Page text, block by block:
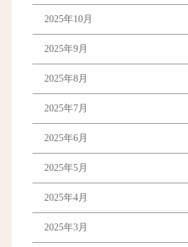
2025年10月
2025年9月
2025年8月
2025年7月
2025年6月
2025年5月
2025年4月
2025年3月